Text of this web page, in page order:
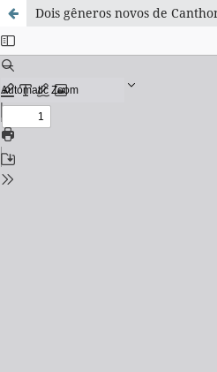
Dois gêneros novos de